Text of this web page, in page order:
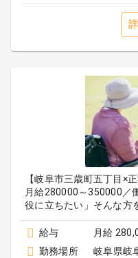
【岐阜市三歳町五丁目×
月給280000～350000／
役に立ちたい」そんな
給与
月給
勤務場所
岐阜県岐